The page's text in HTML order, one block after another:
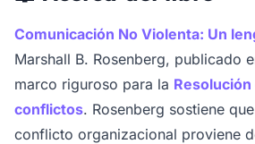
Comunicación No Violenta: Un
Marshall B. Rosenberg, publicado
marco riguroso para la
conflictos. Rosenberg sostiene
conflicto organizacional proviene